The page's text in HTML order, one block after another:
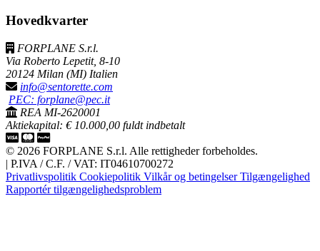
Hovedkvarter
FORPLANE S.r.l.
Via Roberto Lepetit, 8-10
20124 Milan (MI) Italien
info@sentorette.com
PEC: forplane@pec.it
REA MI-2620001
Aktiekapital: € 10.000,00 fuldt indbetalt
© 2026 FORPLANE S.r.l. Alle rettigheder forbeholdes.
| P.IVA / C.F. / VAT: IT04610700272
Privatlivspolitik Cookiepolitik Vilkår og betingelserTilgængelighed
Rapportér tilgængelighedsproblem